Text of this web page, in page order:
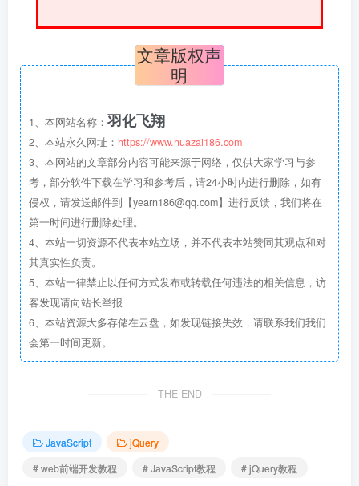
文章版权声
明
1、本网站名称： 羽化飞翔
2、本站永久网址： https://www.huazai186.com
3、本网站的文章部分内容可能来源于网络，仅供大家学习与参
考，部分软件下载在学习和参考后，请24小时内进行删除，如有
侵权，请发送邮件到【yearn186@qq.com】进行反馈，我们将在
第一时间进行删除处理。
4、本站一切资源不代表本站立场，并不代表本站赞同其观点和对
其真实性负责。
5、本站一律禁止以任何方式发布或转载任何违法的相关信息，访
客发现请向站长举报
6、本站资源大多存储在云盘，如发现链接失效，请联系我们我们
会第一时间更新。
THE END
JavaScript
jQuery
# web前端开发教程
# JavaScript教程 # jQuery教程